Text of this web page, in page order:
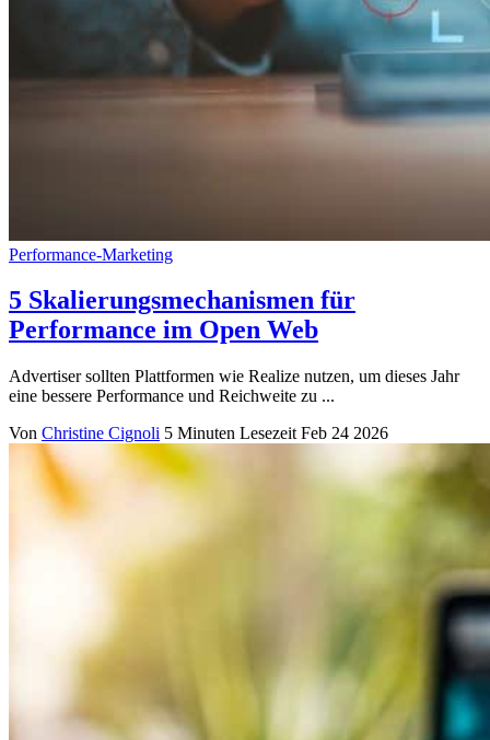
Performance-Marketing
5 Skalierungsmechanismen für
Performance im Open Web
Advertiser sollten Plattformen wie Realize nutzen, um dieses Jahr
eine bessere Performance und Reichweite zu ...
Von Christine Cignoli 5 Minuten Lesezeit Feb 24 2026